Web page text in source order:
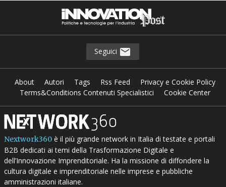
Seguici
About Autori Tags Rss Feed
Privacy e Cookie Policy
Terms&Conditions Contenuti Specialistici
Cookie Center
Nextwork360è il più grande network in Italia di testate e portali
B2B dedicati ai temi della Trasformazione Digitale e
dell’Innovazione Imprenditoriale. Ha la missione di diffondere la
cultura digitale e imprenditoriale nelle imprese e pubbliche
amministrazioni italiane.